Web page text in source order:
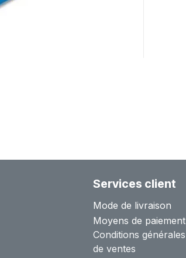
Services client
Mode de livraison
Moyens de paiement
Conditions générales
de ventes